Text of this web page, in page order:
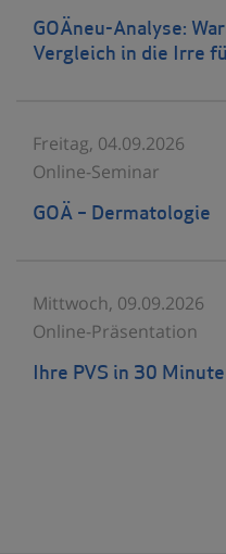
GOÄneu-Analyse:
Vergleich in die Irre
Freitag, 04.09.2026
Online-Seminar
GOÄ – Dermatologie
Mittwoch, 09.09.2026
Online-Präsentation
Ihre PVS in 30